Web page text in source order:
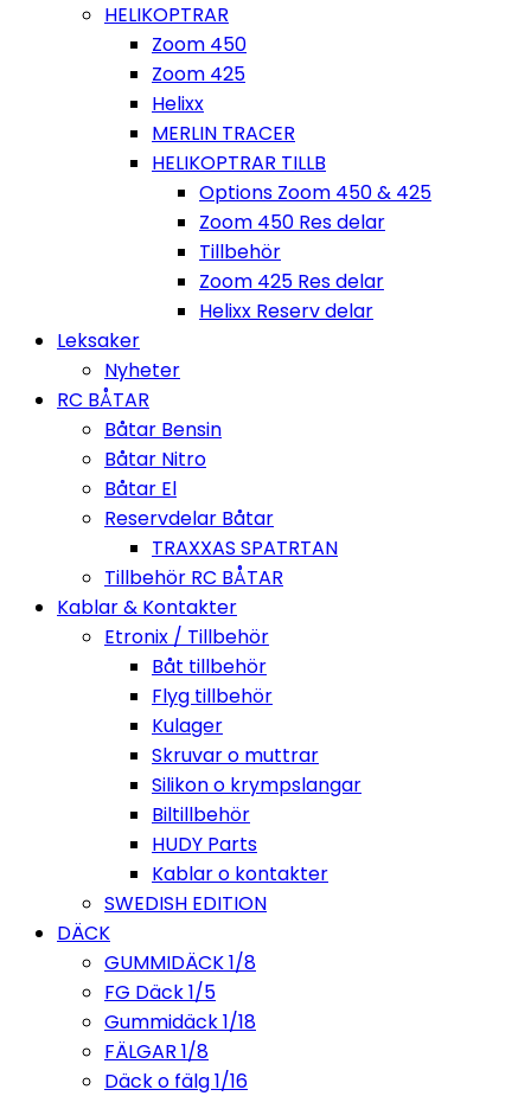
HELIKOPTRAR
Zoom 450
Zoom 425
Helixx
MERLIN TRACER
HELIKOPTRAR TILLB
Options Zoom 450 & 425
Zoom 450 Res delar
Tillbehör
Zoom 425 Res delar
Helixx Reserv delar
Leksaker
Nyheter
RC BÅTAR
Båtar Bensin
Båtar Nitro
Båtar El
Reservdelar Båtar
TRAXXAS SPATRTAN
Tillbehör RC BÅTAR
Kablar & Kontakter
Etronix / Tillbehör
Båt tillbehör
Flyg tillbehör
Kulager
Skruvar o muttrar
Silikon o krympslangar
Biltillbehör
HUDY Parts
Kablar o kontakter
SWEDISH EDITION
DÄCK
GUMMIDÄCK 1/8
FG Däck 1/5
Gummidäck 1/18
FÄLGAR 1/8
Däck o fälg 1/16